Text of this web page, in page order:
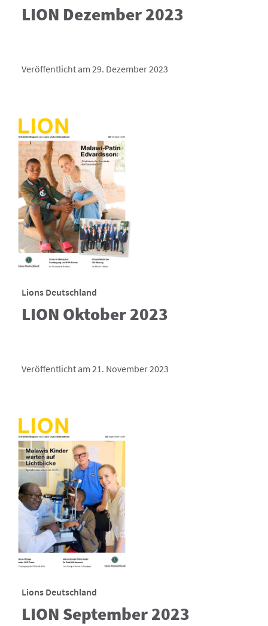
LION Dezember 2023
Veröffentlicht am 29. Dezember 2023
Lions Deutschland
LION Oktober 2023
Veröffentlicht am 21. November 2023
Lions Deutschland
LION September 2023